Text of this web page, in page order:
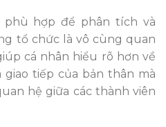
phù hợp để phân tích và
tổ chức là vô cùng quan
cá nhân hiểu rõ hơn về
giao tiếp của bản thân mà
hệ giữa các thành viên